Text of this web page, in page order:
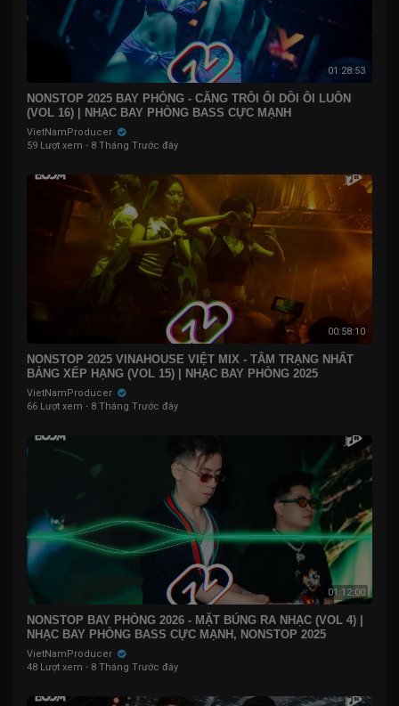
01:28:53
NONSTOP 2025 BAY PHÒNG - CĂNG TRÔI ỐI DỒI ÔI LUÔN
(VOL 16) | NHẠC BAY PHÒNG BASS CỰC MẠNH ​
VietNamProducer
59 Lượt xem · 8 Tháng Trước đây
00:58:10
NONSTOP 2025 VINAHOUSE VIỆT MIX - TÂM TRẠNG NHẤT
BẢNG XẾP HẠNG (VOL 15) | NHẠC BAY PHÒNG 2025
VietNamProducer
66 Lượt xem · 8 Tháng Trước đây
01:12:00
NONSTOP BAY PHÒNG 2026 - MẶT BÚNG RA NHẠC (VOL 4) |
NHẠC BAY PHÒNG BASS CỰC MẠNH, NONSTOP 2025
VietNamProducer
48 Lượt xem · 8 Tháng Trước đây